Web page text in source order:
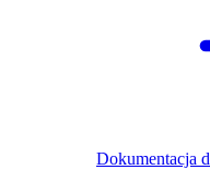
Dokumentacja